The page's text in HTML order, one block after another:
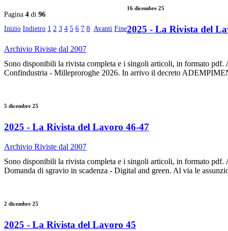
Pagina 4 di 96
Inizio Indietro 1 2 3 4 5 6 7 8 Avanti Fine
16 dicembre 25
2025 - La Rivista del
Archivio Riviste dal 2007
Sono disponibili la rivista completa e i singoli articoli, in formato
Confindustria - Milleproroghe 2026. In arrivo il decreto
5 dicembre 25
2025 - La Rivista del Lavoro 46-47
Archivio Riviste dal 2007
Sono disponibili la rivista completa e i singoli articoli, in formato
Domanda di sgravio in scadenza - Digital and green. Al via le
2 dicembre 25
2025 - La Rivista del Lavoro 45